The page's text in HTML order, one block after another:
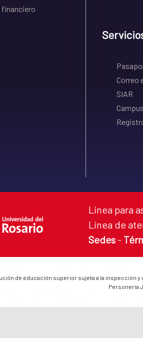
financiero
Correo
SIAR
Línea para
Línea de
Sedes -
de educación superior sujeta a la inspección y
Personería